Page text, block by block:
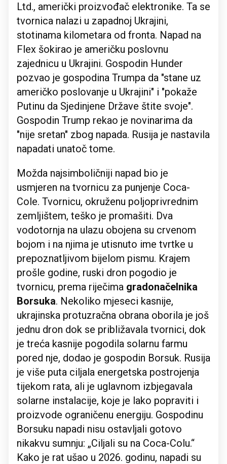
Ltd., američki proizvođač elektronike. Ta se
tvornica nalazi u zapadnoj Ukrajini,
stotinama kilometara od fronta. Napad na
Flex šokirao je američku poslovnu
zajednicu u Ukrajini. Gospodin Hunder
pozvao je gospodina Trumpa da "stane uz
američko poslovanje u Ukrajini" i "pokaže
Putinu da Sjedinjene Države štite svoje".
Gospodin Trump rekao je novinarima da
"nije sretan" zbog napada. Rusija je nastavila
napadati unatoč tome.
Možda najsimboličniji napad bio je
usmjeren na tvornicu za punjenje Coca-
Cole. Tvornicu, okruženu poljoprivrednim
zemljištem, teško je promašiti. Dva
vodotornja na ulazu obojena su crvenom
bojom i na njima je utisnuto ime tvrtke u
prepoznatljivom bijelom pismu. Krajem
prošle godine, ruski dron pogodio je
tvornicu, prema riječima gradonačelnika
Borsuka. Nekoliko mjeseci kasnije,
ukrajinska protuzračna obrana oborila je još
jednu dron dok se približavala tvornici, dok
je treća kasnije pogodila solarnu farmu
pored nje, dodao je gospodin Borsuk. Rusija
je više puta ciljala energetska postrojenja
tijekom rata, ali je uglavnom izbjegavala
solarne instalacije, koje je lako popraviti i
proizvode ograničenu energiju. Gospodinu
Borsuku napadi nisu ostavljali gotovo
nikakvu sumnju: „Ciljali su na Coca-Colu.“
Kako je rat ušao u 2026. godinu, napadi su